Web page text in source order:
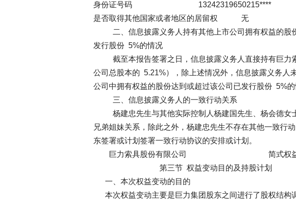
身份证号码 13242319650215****
是否取得其他国家或者地区的居留权 无
二、信息披露义务人持有其他上市公司拥有权益的股
发行股份 5%的情况
截至本报告签署之日，信息披露义务人直接持有巨力
公司总股本的 5.21%），除上述情况外，信息披露义务人
公司中拥有权益的股份达到或超过该公司已发行股份 5%的
三、信息披露义务人的一致行动关系
杨建忠先生与其他实际控制人杨建国先生、杨会德女
兄弟姐妹关系，除此之外，杨建忠先生不存在其他一致行
东签署或计划签署一致行动协议的安排或计划。
巨力索具股份有限公司 简式权益变
第三节 权益变动目的及持股计划
一、本次权益变动的目的
本次权益变动主要是巨力集团股东之间进行了股权结构